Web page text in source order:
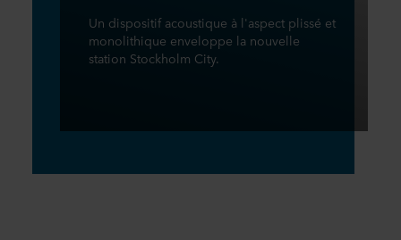
Un dispositif acoustique à l'aspect plissé et
monolithique enveloppe la nouvelle
station Stockholm City.